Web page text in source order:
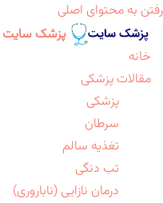
رفتن به محتوای اصلی
پزشک سایت
خانه
مقالات پزشکی
پزشکی
سرطان
تغذیه سالم
تب دنگی
درمان نازایی (ناباروری)